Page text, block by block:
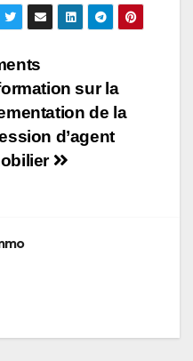
sur la
de la
d’agent